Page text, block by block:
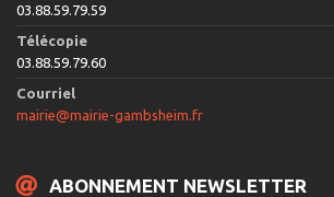
03.88.59.79.59
Télécopie
03.88.59.79.60
Courriel
mairie@mairie-gambsheim.fr
ABONNEMENT NEWSLETTER